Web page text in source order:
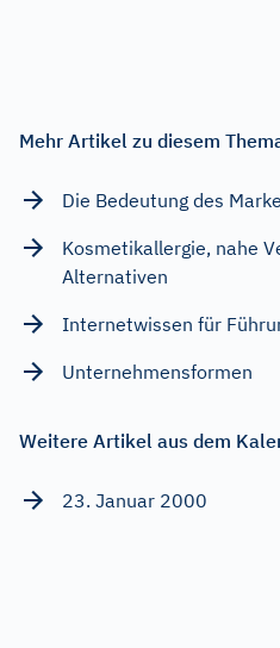
Mehr Artikel zu diesem
Die Bedeutung des
Kosmetikallergie, nahe
Alternativen
Internetwissen für
Unternehmensformen
Weitere Artikel aus dem
23. Januar 2000